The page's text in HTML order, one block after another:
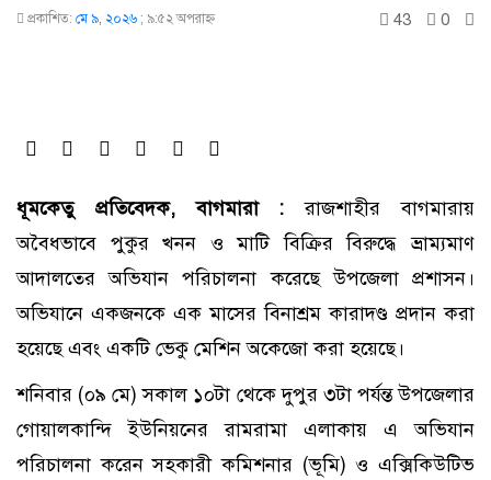
প্রকাশিত: মে ৯, ২০২৬ ; ৯:৫২ অপরাহ্ণ 43 0
ধূমকেতু প্রতিবেদক, বাগমারা :রাজশাহীর বাগমারায়
অবৈধভাবে পুকুর খনন ও মাটি বিক্রির বিরুদ্ধে ভ্রাম্যমাণ
আদালতের অভিযান পরিচালনা করেছে উপজেলা প্রশাসন।
অভিযানে একজনকে এক মাসের বিনাশ্রম কারাদণ্ড প্রদান করা
হয়েছে এবং একটি ভেকু মেশিন অকেজো করা হয়েছে।
শনিবার (০৯ মে) সকাল ১০টা থেকে দুপুর ৩টা পর্যন্ত উপজেলার
গোয়ালকান্দি ইউনিয়নের রামরামা এলাকায় এ অভিযান
পরিচালনা করেন সহকারী কমিশনার (ভূমি) ও এক্সিকিউটিভ